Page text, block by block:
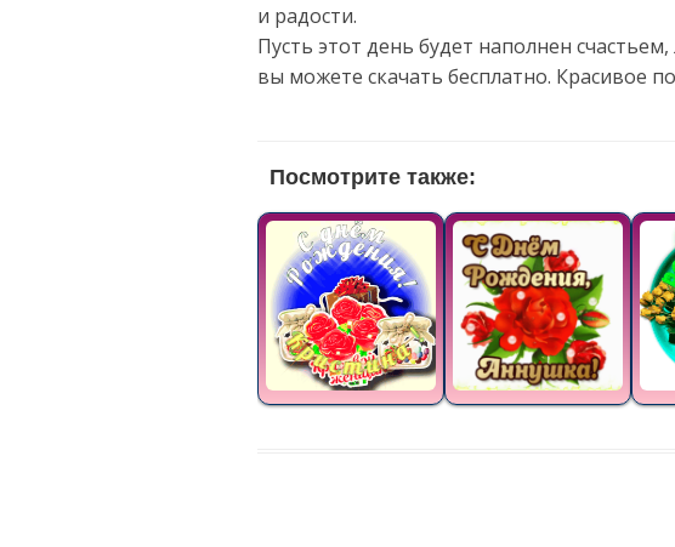
и радости.
Пусть этот день будет наполнен
вы можете скачать бесплатно. Красивое
Посмотрите также: